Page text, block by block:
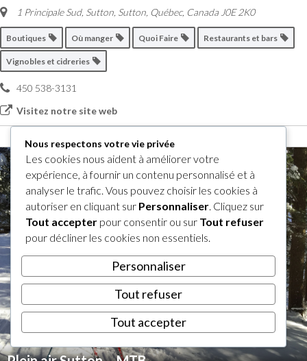
1 Principale Sud, Sutton Sutton, Québec, Canada J0E 2K0
Boutiques Où manger Quoi Faire Restaurants et bars
Vignobles et cidreries
450 538-3131
Visitez notre site web
Nous respectons votre vie privée
Les cookies nous aident à améliorer votre
expérience, à fournir un contenu personnalisé et à
analyser le trafic. Vous pouvez choisir les cookies à
autoriser en cliquant sur Personnaliser. Cliquez sur
Tout accepter pour consentir ou sur Tout refuser
pour décliner les cookies non essentiels.
Personnaliser
Tout refuser
Tout accepter